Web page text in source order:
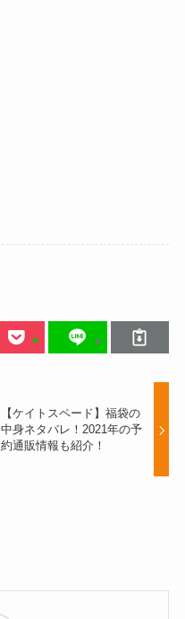
【ケイトスペード】福袋の
中身ネタバレ！2021年の予
約通販情報も紹介！